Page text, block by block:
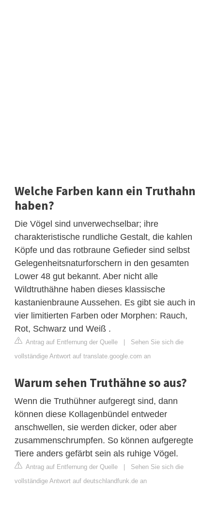
Welche Farben kann ein Truthahn
haben?
Die Vögel sind unverwechselbar; ihre
charakteristische rundliche Gestalt, die kahlen
Köpfe und das rotbraune Gefieder sind selbst
Gelegenheitsnaturforschern in den gesamten
Lower 48 gut bekannt. Aber nicht alle
Wildtruthähne haben dieses klassische
kastanienbraune Aussehen. Es gibt sie auch in
vier limitierten Farben oder Morphen: Rauch,
Rot, Schwarz und Weiß .
Antrag auf Entfernung der Quelle
Sehen Sie sich die
vollständige Antwort auf translate.google.com an
Warum sehen Truthähne so aus?
Wenn die Truthühner aufgeregt sind, dann
können diese Kollagenbündel entweder
anschwellen, sie werden dicker, oder aber
zusammenschrumpfen. So können aufgeregte
Tiere anders gefärbt sein als ruhige Vögel.
Antrag auf Entfernung der Quelle
Sehen Sie sich die
vollständige Antwort auf deutschlandfunk.de an